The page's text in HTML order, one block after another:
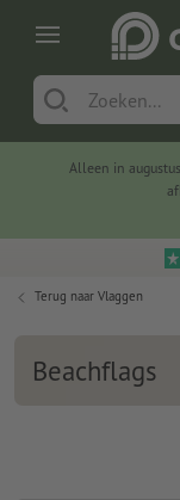
Alleen in
Terug naar Vlaggen
Beachflags